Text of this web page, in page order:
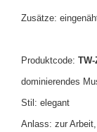
Zusätze:
Produktcode: TW-
dominierendes
Stil: elegant
Anlass: zur